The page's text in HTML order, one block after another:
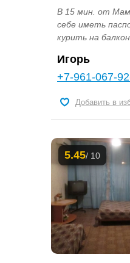
В 15 мин. от
себе иметь
курить на
Игорь
+7-961-067-
Добавить в
5.45/ 10